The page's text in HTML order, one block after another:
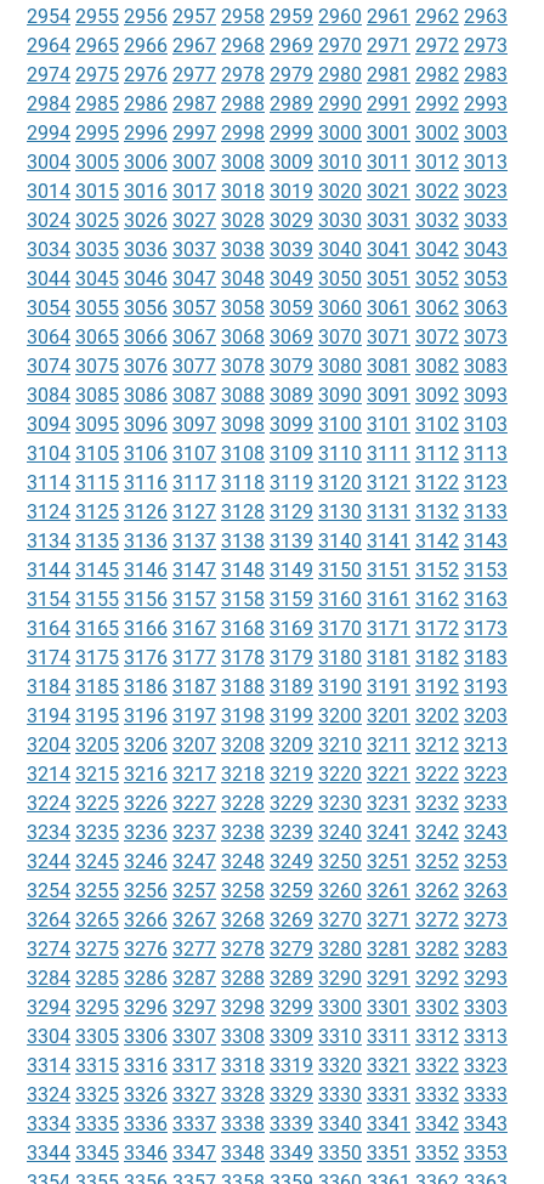
2954 2955 2956 2957 2958 2959 2960 2961 2962 2963
2964 2965 2966 2967 2968 2969 2970 2971 2972 2973
2974 2975 2976 2977 2978 2979 2980 2981 2982 2983
2984 2985 2986 2987 2988 2989 2990 2991 2992 2993
2994 2995 2996 2997 2998 2999 3000 3001 3002 3003
3004 3005 3006 3007 3008 3009 3010 3011 3012 3013
3014 3015 3016 3017 3018 3019 3020 3021 3022 3023
3024 3025 3026 3027 3028 3029 3030 3031 3032 3033
3034 3035 3036 3037 3038 3039 3040 3041 3042 3043
3044 3045 3046 3047 3048 3049 3050 3051 3052 3053
3054 3055 3056 3057 3058 3059 3060 3061 3062 3063
3064 3065 3066 3067 3068 3069 3070 3071 3072 3073
3074 3075 3076 3077 3078 3079 3080 3081 3082 3083
3084 3085 3086 3087 3088 3089 3090 3091 3092 3093
3094 3095 3096 3097 3098 3099 3100 3101 3102 3103
3104 3105 3106 3107 3108 3109 3110 3111 3112 3113
3114 3115 3116 3117 3118 3119 3120 3121 3122 3123
3124 3125 3126 3127 3128 3129 3130 3131 3132 3133
3134 3135 3136 3137 3138 3139 3140 3141 3142 3143
3144 3145 3146 3147 3148 3149 3150 3151 3152 3153
3154 3155 3156 3157 3158 3159 3160 3161 3162 3163
3164 3165 3166 3167 3168 3169 3170 3171 3172 3173
3174 3175 3176 3177 3178 3179 3180 3181 3182 3183
3184 3185 3186 3187 3188 3189 3190 3191 3192 3193
3194 3195 3196 3197 3198 3199 3200 3201 3202 3203
3204 3205 3206 3207 3208 3209 3210 3211 3212 3213
3214 3215 3216 3217 3218 3219 3220 3221 3222 3223
3224 3225 3226 3227 3228 3229 3230 3231 3232 3233
3234 3235 3236 3237 3238 3239 3240 3241 3242 3243
3244 3245 3246 3247 3248 3249 3250 3251 3252 3253
3254 3255 3256 3257 3258 3259 3260 3261 3262 3263
3264 3265 3266 3267 3268 3269 3270 3271 3272 3273
3274 3275 3276 3277 3278 3279 3280 3281 3282 3283
3284 3285 3286 3287 3288 3289 3290 3291 3292 3293
3294 3295 3296 3297 3298 3299 3300 3301 3302 3303
3304 3305 3306 3307 3308 3309 3310 3311 3312 3313
3314 3315 3316 3317 3318 3319 3320 3321 3322 3323
3324 3325 3326 3327 3328 3329 3330 3331 3332 3333
3334 3335 3336 3337 3338 3339 3340 3341 3342 3343
3344 3345 3346 3347 3348 3349 3350 3351 3352 3353